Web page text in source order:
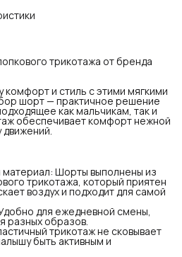
трикотажа от бренда
и стиль с этими мягкими
шорт — практичное решение
как мальчикам, так и
обеспечивает комфорт нежной
материал: Шорты выполнены из
трикотажа, который приятен
воздух и подходит для самой
для ежедневной смены,
разных образов.
трикотаж не сковывает
быть активным и